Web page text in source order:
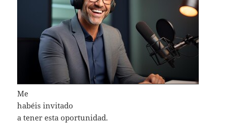
Me
habéis invitado
a tener esta oportunidad.